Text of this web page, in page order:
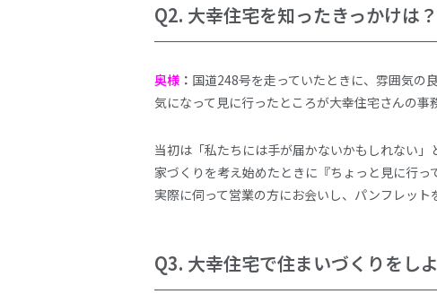
Q2. 大幸住宅を知ったきっかけは？
奥様 ： 国道248号を走っていたときに、雰囲気の
気になって見に行ったところが大幸住宅さんの事
当初は「私たちには手が届かないかもしれない」
家づくりを考え始めたときに『ちょっと見に行っ
実際に伺って営業の方にお会いし、パンフレット
Q3. 大幸住宅で住まいづくりをし